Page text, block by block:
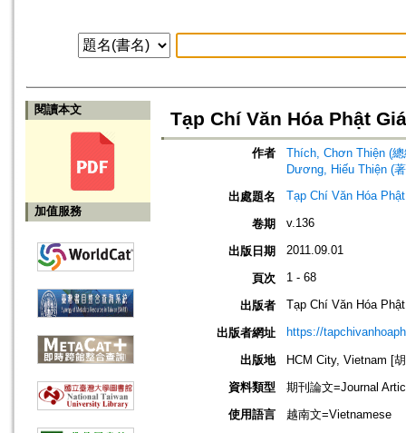
閱讀本文
加值服務
Tạp Chí Văn Hóa Phật
作者
Thích, Chơn Thiện (總
Dương, Hiếu Thiện (
出處題名
Tạp Chí Văn Hóa
卷期 v.136
出版日期 2011.09.01
頁次 1 - 68
出版者 Tạp Chí Văn Hóa
出版者網址 https://
出版地
HCM City, Vietnam [
資料類型
期刊論文=Journal
使用語言
越南文=Vietnamese